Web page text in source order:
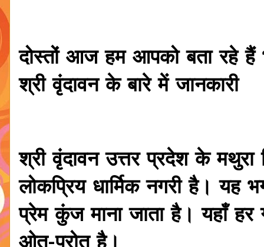
दोस्तों आज हम आपको बता रहे हैं
श्री वृंदावन के बारे में जानकारी
श्री वृंदावन उत्तर प्रदेश के
लोकप्रिय धार्मिक नगरी है।
प्रेम कुंज माना जाता है। यहाँ